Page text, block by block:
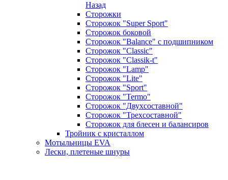
Назад
Сторожки
Сторожок "Super Sport"
Сторожок боковой
Сторожок "Balance" с подшипником
Сторожок "Classic"
Сторожок "Classik-t"
Сторожок "Lamp"
Сторожок "Lite"
Сторожок "Sport"
Сторожок "Termo"
Сторожок "Двухсоставной"
Сторожок "Трехсоставной"
Сторожок для блесен и балансиров
Тройник с кристаллом
Мотыльницы EVA
Лески, плетеные шнуры